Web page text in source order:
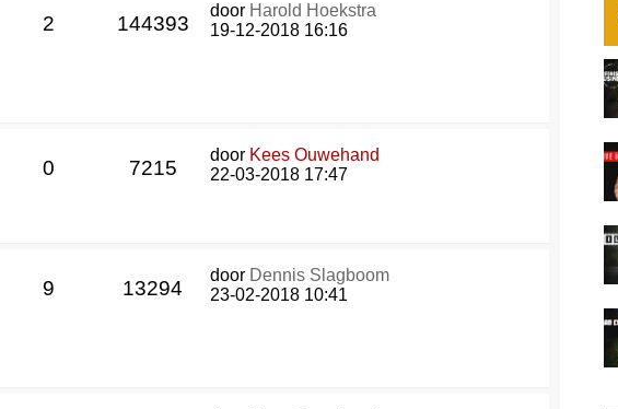
2 144393
door Harold Hoekstra
19-12-2018 16:16
0 7215
door Kees Ouwehand
22-03-2018 17:47
9 13294
door Dennis Slagboom
23-02-2018 10:41